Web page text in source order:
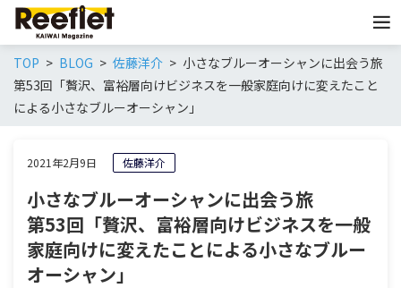
TOP BLOG 佐藤洋介
小さなブルーオーシャンに出会う旅
第53回「贅沢、富裕層向けビジネスを一般家庭向けに変えたこと
による小さなブルーオーシャン」
2021年2月9日 佐藤洋介
小さなブルーオーシャンに出会う旅
第53回「贅沢、富裕層向けビジネスを一般
家庭向けに変えたことによる小さなブルー
オーシャン」